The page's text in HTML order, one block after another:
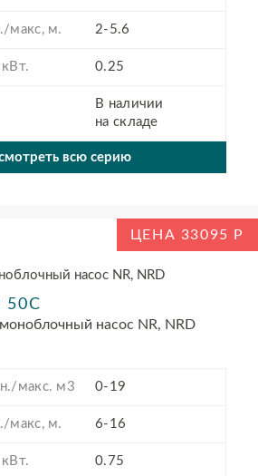
макс, м. 2-5.6
0.25
В наличии
на складе
всю серию
ЦЕНА 33095
насос NR, NRD
50C
макс. м3 0-19
макс, м. 6-16
0.75